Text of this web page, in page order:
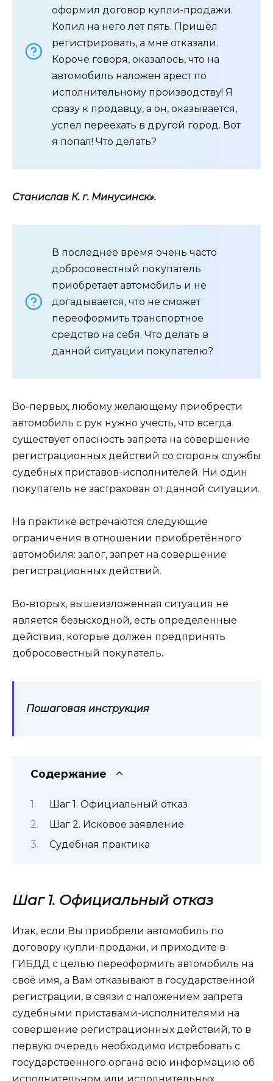
оформил договор купли-продажи.
Копил на него лет пять. Пришёл
регистрировать, а мне отказали.
Короче говоря, оказалось, что на
автомобиль наложен арест по
исполнительному производству! Я
сразу к продавцу, а он, оказывается,
успел переехать в другой город. Вот
я попал! Что делать?
Станислав К. г. Минусинск».
В последнее время очень часто
добросовестный покупатель
приобретает автомобиль и не
догадывается, что не сможет
переоформить транспортное
средство на себя. Что делать в
данной ситуации покупателю?
Во-первых, любому желающему приобрести
автомобиль с рук нужно учесть, что всегда
существует опасность запрета на совершение
регистрационных действий со стороны службы
судебных приставов-исполнителей. Ни один
покупатель не застрахован от данной ситуации.
На практике встречаются следующие
ограничения в отношении приобретённого
автомобиля: залог, запрет на совершение
регистрационных действий.
Во-вторых, вышеизложенная ситуация не
является безысходной, есть определенные
действия, которые должен предпринять
добросовестный покупатель.
Пошаговая инструкция
Содержание
Шаг 1. Официальный отказ
Шаг 2. Исковое заявление
Судебная практика
Шаг 1. Официальный отказ
Итак, если Вы приобрели автомобиль по
договору купли-продажи, и приходите в
ГИБДД с целью переоформить автомобиль на
своё имя, а Вам отказывают в государственной
регистрации, в связи с наложением запрета
судебными приставами-исполнителями на
совершение регистрационных действий, то в
первую очередь необходимо истребовать с
государственного органа всю информацию об
исполнительном или исполнительных